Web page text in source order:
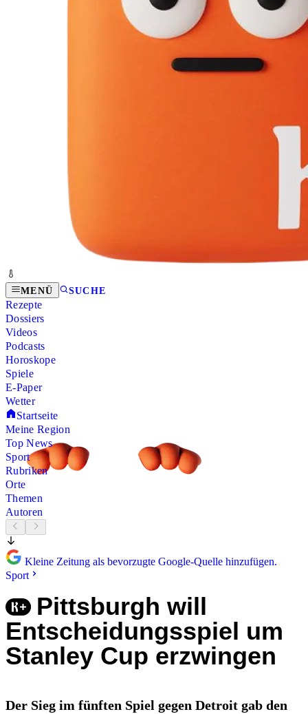
MENÜ SUCHE
Rezepte
Dossiers
Videos
Podcasts
Horoskope
Spiele
E-Paper
Wetter
Startseite
Meine Region
Top News
Sport
Rubriken
Orte
Themen
Autoren
Kleine Zeitung als bevorzugte Google-Quelle hinzufügen.
Sport
Pittsburgh will
Entscheidungsspiel um
Stanley Cup erzwingen
Der Sieg im fünften Spiel gegen Detroit gab den